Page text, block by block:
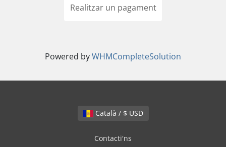
Realitzar un pagament
Powered byWHMCompleteSolution
Català / $ USD
Contacti'ns